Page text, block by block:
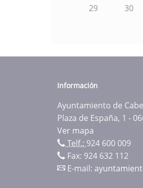
29 30
Información
Ayuntamiento de
Plaza de España, 1 -
Ver mapa
Telf.: 924 600 009
Fax: 924 632 112
E-mail: